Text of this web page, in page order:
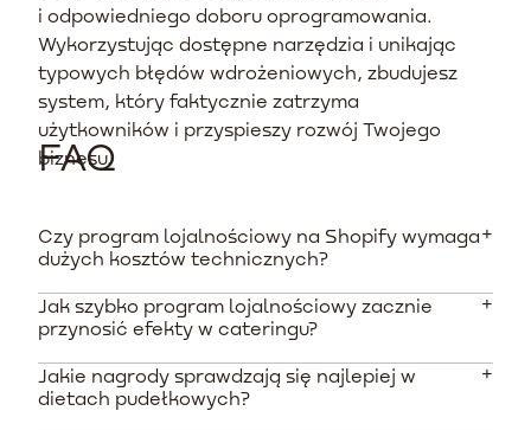
i odpowiedniego doboru oprogramowania.
Wykorzystując dostępne narzędzia i unikając
typowych błędów wdrożeniowych, zbudujesz
system, który faktycznie zatrzyma
użytkowników i przyspieszy rozwój Twojego
biznesu.
FAQ
Czy program lojalnościowy na Shopify wymaga
dużych kosztów technicznych?
Nie. Ekosystem Shopify oferuje wiele gotowych
pozwalają uruchomić systemy motywacyjne bez
umiejętności programistycznych. Podstawowe plany
Jak szybko program lojalnościowy zacznie
przynosić efekty w cateringu?
W branży diet pudełkowych pierwsze efekty w postaci
Jakie nagrody sprawdzają się najlepiej w
dietach pudełkowych?